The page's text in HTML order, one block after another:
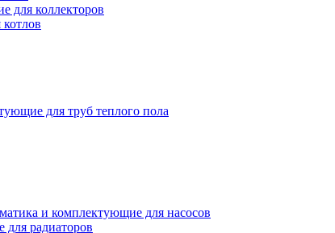
для коллекторов
для труб теплого пола
и комплектующие для насосов
радиаторов